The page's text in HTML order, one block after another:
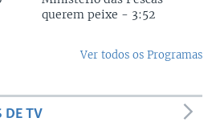
querem peixe - 3:52
Ver todos os Programas
DE TV